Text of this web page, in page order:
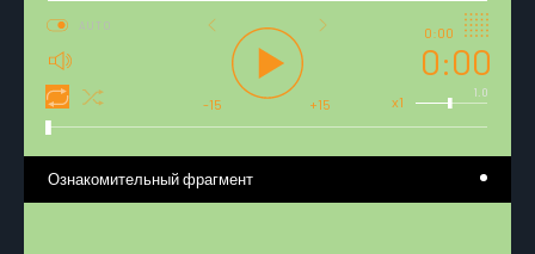
0:00
0:00
1.0
x1
-15 +15
AUTO
Ознакомительный фрагмент